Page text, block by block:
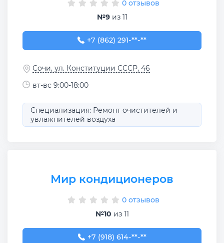
0 отзывов
№9из 11
+7 (862) 291-07-77
+7 (862) 291-**-**
Сочи, ул. Конституции СССР, 46
вт-вс 9:00-18:00
Специализация: Ремонт очистителей и
увлажнителей воздуха
Мир кондиционеров
0 отзывов
№10 из 11
+7 (918) 614-35-49
+7 (918) 614-**-**